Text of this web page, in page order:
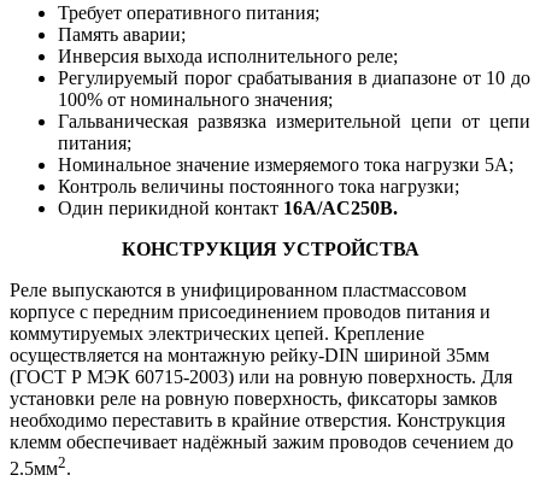
Требует оперативного питания;
Память аварии;
Инверсия выхода исполнительного реле;
Регулируемый порог срабатывания в диапазоне от 10 до
100% от номинального значения;
Гальваническая развязка измерительной цепи от цепи
питания;
Номинальное значение измеряемого тока нагрузки 5А;
Контроль величины постоянного тока нагрузки;
Один перикидной контакт 16А/AC250В.
КОНСТРУКЦИЯ УСТРОЙСТВА
Реле выпускаются в унифицированном пластмассовом
корпусе с передним присоединением проводов питания и
коммутируемых электрических цепей. Крепление
осуществляется на монтажную рейку-DIN шириной 35мм
(ГОСТ Р МЭК 60715-2003) или на ровную поверхность. Для
установки реле на ровную поверхность, фиксаторы замков
необходимо переставить в крайние отверстия. Конструкция
клемм обеспечивает надёжный зажим проводов сечением до
2.5мм2.